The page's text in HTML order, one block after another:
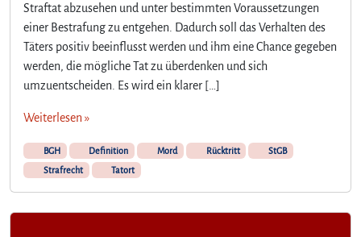
Straftat abzusehen und unter bestimmten Voraussetzungen
einer Bestrafung zu entgehen. Dadurch soll das Verhalten des
Täters positiv beeinflusst werden und ihm eine Chance gegeben
werden, die mögliche Tat zu überdenken und sich
umzuentscheiden. Es wird ein klarer […]
Weiterlesen »
BGH Definition Mord Rücktritt
StGB
Strafrecht
Tatort